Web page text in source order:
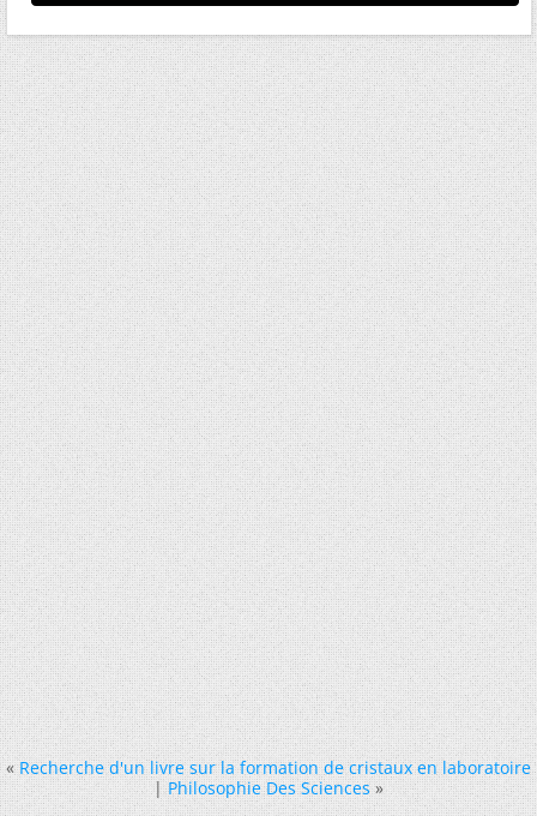
« Recherche d'un livre sur la formation de cristaux en laboratoire
|Philosophie Des Sciences »